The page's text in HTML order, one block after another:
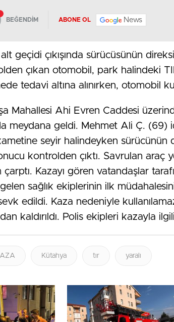
BEĞENDİM ABONE OL News
geçidi çıkışında sürücüsünün
çıkan otomobil, park halindeki
tedavi altına alınırken, otomobil
Mahallesi Ahi Evren Caddesi
meydana geldi. Mehmet Ali Ç. (69)
seyir halindeyken sürücünün
kontrolden çıktı. Savrulan araç
çarptı. Kazayı gören vatandaşlar
sağlık ekiplerinin ilk
edildi. Kaza nedeniyle
kaldırıldı. Polis ekipleri kazayla
Kütahya tır yaralı